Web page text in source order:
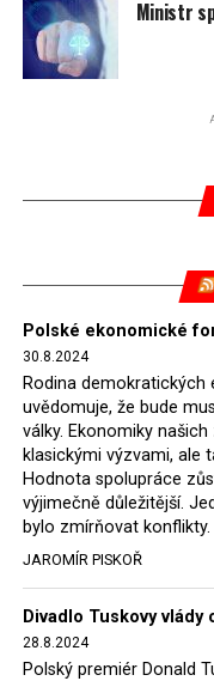
spotřeby.
Připomeňme, že
(SDEU) v souvislosti
verdiktem španělské
tomuto rozhodnutí
2022, než byl tento
Polska s Českou
důl Turów vymazán
Polsko nechalo z
asi 70 milionů eur na
zaplatilo jako
tak elektrárna nadále
tehdejší opozice a
místopředseda
Hołownia, přímo
tomuto rozhodnutí
Ministr
Polské ekonomické
30.8.2024
Rodina demokratických
uvědomuje, že bude
války. Ekonomiky
klasickými výzvami, ale
Hodnota spolupráce
výjimečně důležitější.
bylo zmírňovat konflikty.
JAROMÍR PISKOŘ
Divadlo Tuskovy
28.8.2024
Polský premiér Donald